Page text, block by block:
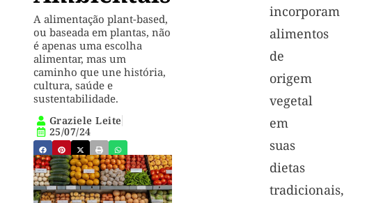
A alimentação plant-based,
ou baseada em plantas, não
é apenas uma escolha
alimentar, mas um
caminho que une história,
cultura, saúde e
sustentabilidade.
Graziele Leite
25/07/24
incorporam
alimentos
de
origem
vegetal
em
suas
dietas
tradicionais,